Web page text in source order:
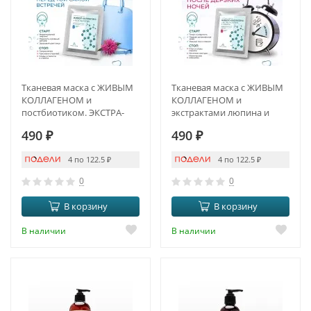
Тканевая маска с ЖИВЫМ
КОЛЛАГЕНОМ и
постбиотиком. ЭКСТРА-
490 ₽
4 по 122.5 ₽
0
В корзину
В наличии
Тканевая маска с ЖИВЫМ
КОЛЛАГЕНОМ и
экстрактами люпина и
ПРОТИВООТЁЧНЫЙ
490 ₽
4 по 122.5 ₽
0
В корзину
В наличии